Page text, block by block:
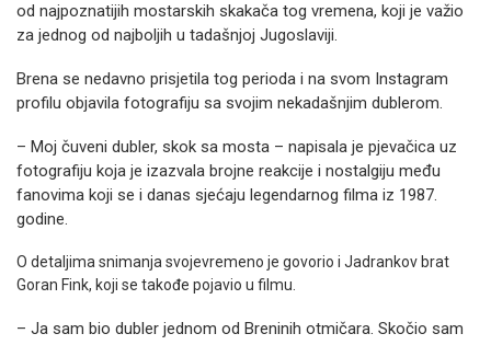
od najpoznatijih mostarskih skakača tog vremena, koji je važio
za jednog od najboljih u tadašnjoj Jugoslaviji.
Brena se nedavno prisjetila tog perioda i na svom Instagram
profilu objavila fotografiju sa svojim nekadašnjim dublerom.
– Moj čuveni dubler, skok sa mosta – napisala je pjevačica uz
fotografiju koja je izazvala brojne reakcije i nostalgiju među
fanovima koji se i danas sjećaju legendarnog filma iz 1987.
godine.
O detaljima snimanja svojevremeno je govorio i Jadrankov brat
Goran Fink, koji se takođe pojavio u filmu.
– Ja sam bio dubler jednom od Breninih otmičara. Skočio sam